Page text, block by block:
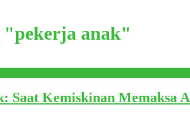
"pekerja anak"
Saat Kemiskinan Memaksa